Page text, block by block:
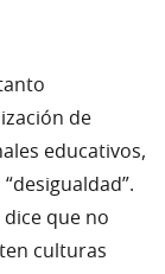
de
educativos,
que no
culturas